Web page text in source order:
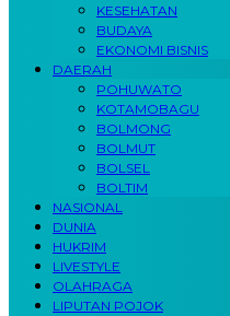
KESEHATAN
BUDAYA
EKONOMI BISNIS
DAERAH
POHUWATO
KOTAMOBAGU
BOLMONG
BOLMUT
BOLSEL
BOLTIM
NASIONAL
DUNIA
HUKRIM
LIVESTYLE
OLAHRAGA
LIPUTAN POJOK